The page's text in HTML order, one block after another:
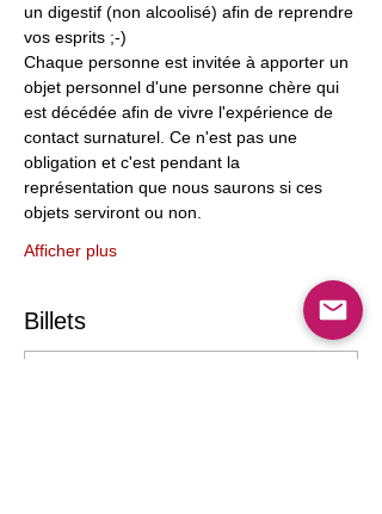
un digestif (non alcoolisé) afin de reprendre
vos esprits ;-)
Chaque personne est invitée à apporter un
objet personnel d'une personne chère qui
est décédée afin de vivre l'expérience de
contact surnaturel. Ce n'est pas une
obligation et c'est pendant la
représentation que nous saurons si ces
objets serviront ou non.
Afficher plus
Billets